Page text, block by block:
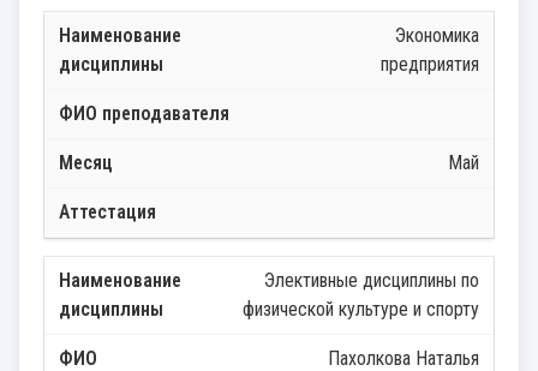
Экономика
предприятия
Май
Элективные дисциплины по
физической культуре и спорту
Пахолкова Наталья